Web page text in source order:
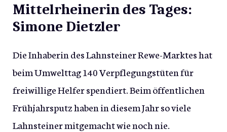
Mittelrheinerin des Tages:
Simone Dietzler
Die Inhaberin des Lahnsteiner Rewe-Marktes hat
beim Umwelttag 140 Verpflegungstüten für
freiwillige Helfer spendiert. Beim öffentlichen
Frühjahrsputz haben in diesem Jahr so viele
Lahnsteiner mitgemacht wie noch nie.